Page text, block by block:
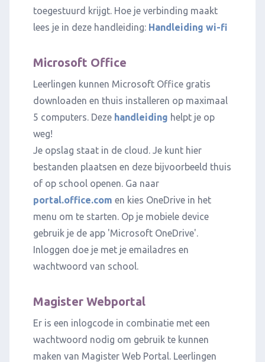
toegestuurd krijgt. Hoe je verbinding maakt
lees je in deze handleiding: Handleiding wi-fi
Microsoft Office
Leerlingen kunnen Microsoft Office gratis
downloaden en thuis installeren op maximaal
5 computers. Deze handleiding helpt je op
weg!
Je opslag staat in de cloud. Je kunt hier
bestanden plaatsen en deze bijvoorbeeld thuis
of op school openen. Ga naar
portal.office.com en kies OneDrive in het
menu om te starten. Op je mobiele device
gebruik je de app 'Microsoft OneDrive'.
Inloggen doe je met je emailadres en
wachtwoord van school.
Magister Webportal
Er is een inlogcode in combinatie met een
wachtwoord nodig om gebruik te kunnen
maken van Magister Web Portal. Leerlingen